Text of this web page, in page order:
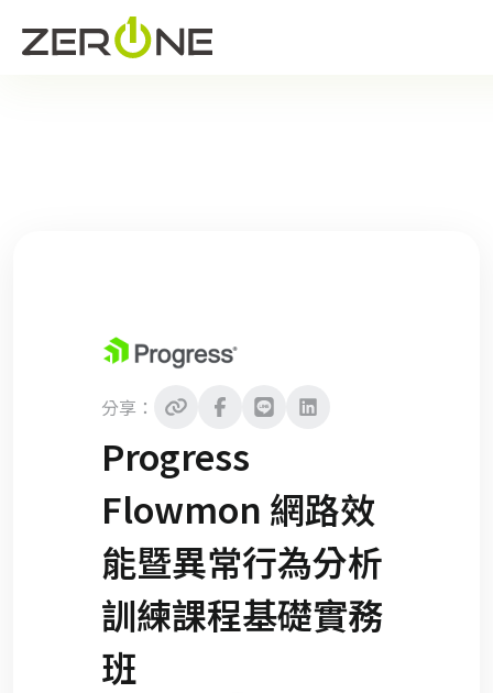
分享：
Progress
Flowmon 網路效
能暨異常行為分析
訓練課程基礎實務
班